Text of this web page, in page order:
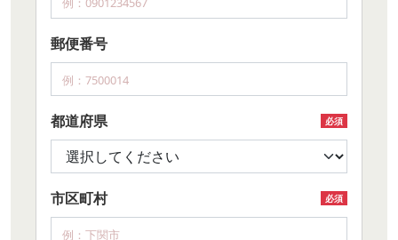
郵便番号
都道府県 必須
市区町村 必須